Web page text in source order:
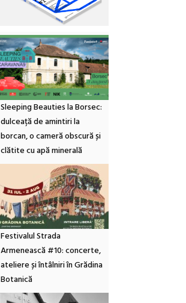
Sleeping Beauties la Borsec:
dulceață de amintiri la
borcan, o cameră obscură și
clătite cu apă minerală
Festivalul Strada
Armenească #10: concerte,
ateliere și întâlniri în Grădina
Botanică